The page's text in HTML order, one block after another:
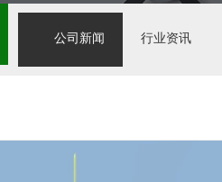
公司新闻 行业资讯